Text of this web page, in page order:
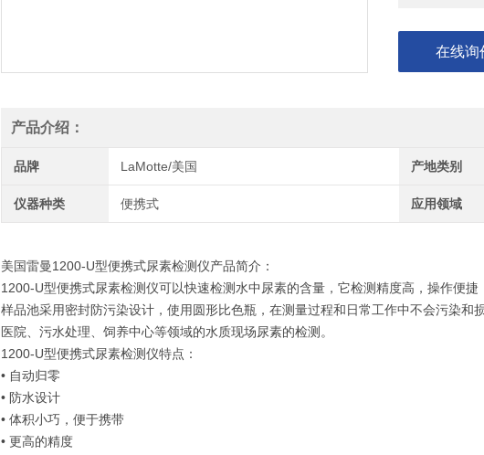
在线询
产品介绍：
品牌 LaMotte/美国 产地类别
仪器种类 便携式 应用领域
美国雷曼1200-U型便携式尿素检测仪产品简介：
1200-U型便携式尿素检测仪可以快速检测水中尿素的含量，它检测精度高，操作便
样品池采用密封防污染设计，使用圆形比色瓶，在测量过程和日常工作中不会污染和
医院、污水处理、饲养中心等领域的水质现场尿素的检测。
1200-U型便携式尿素检测仪特点：
• 自动归零
• 防水设计
• 体积小巧，便于携带
• 更高的精度